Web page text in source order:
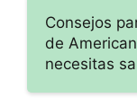
Consejos
de
necesitas